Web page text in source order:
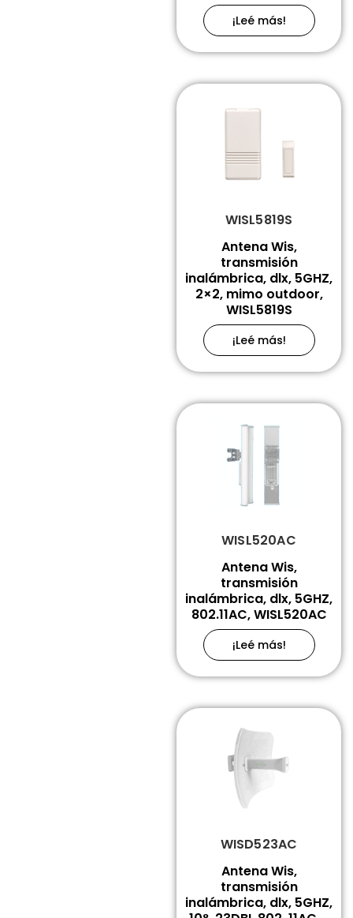
¡Leé más!
WISL5819S
Antena Wis,
transmisión
inalámbrica, dlx, 5GHZ,
2×2, mimo outdoor,
WISL5819S
¡Leé más!
WISL520AC
Antena Wis,
transmisión
inalámbrica, dlx, 5GHZ,
802.11AC, WISL520AC
¡Leé más!
WISD523AC
Antena Wis,
transmisión
inalámbrica, dlx, 5GHZ,